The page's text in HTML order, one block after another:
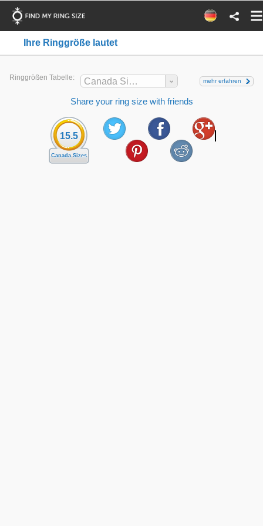
Ihre Ringgröße lautet
Ringgrößen Tabelle: Canada Sizes mehr erfahren
Share your ring size with friends
15.5
Canada Sizes